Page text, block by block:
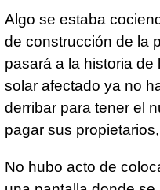
Algo se estaba
de construcción de la
pasará a la historia de
solar afectado ya no
derribar para tener el
pagar sus
No hubo acto de